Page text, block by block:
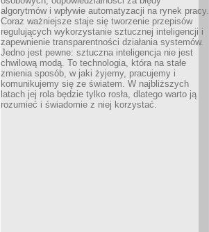
algorytmów i wpływie automatyzacji na rynek pracy.
Coraz ważniejsze staje się tworzenie przepisów
regulujących wykorzystanie sztucznej inteligencji i
zapewnienie transparentności działania systemów.
Jedno jest pewne: sztuczna inteligencja nie jest
chwilową modą. To technologia, która na stałe
zmienia sposób, w jaki żyjemy, pracujemy i
komunikujemy się ze światem. W najbliższych
latach jej rola będzie tylko rosła, dlatego warto ją
rozumieć i świadomie z niej korzystać.